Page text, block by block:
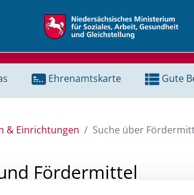
Ehrenamtskarte Gute
& Einrichtungen Suche über
Fördermittel